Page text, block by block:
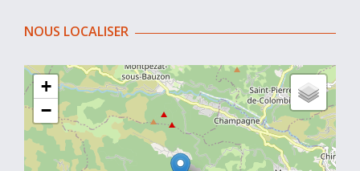
NOUS LOCALISER
+
−